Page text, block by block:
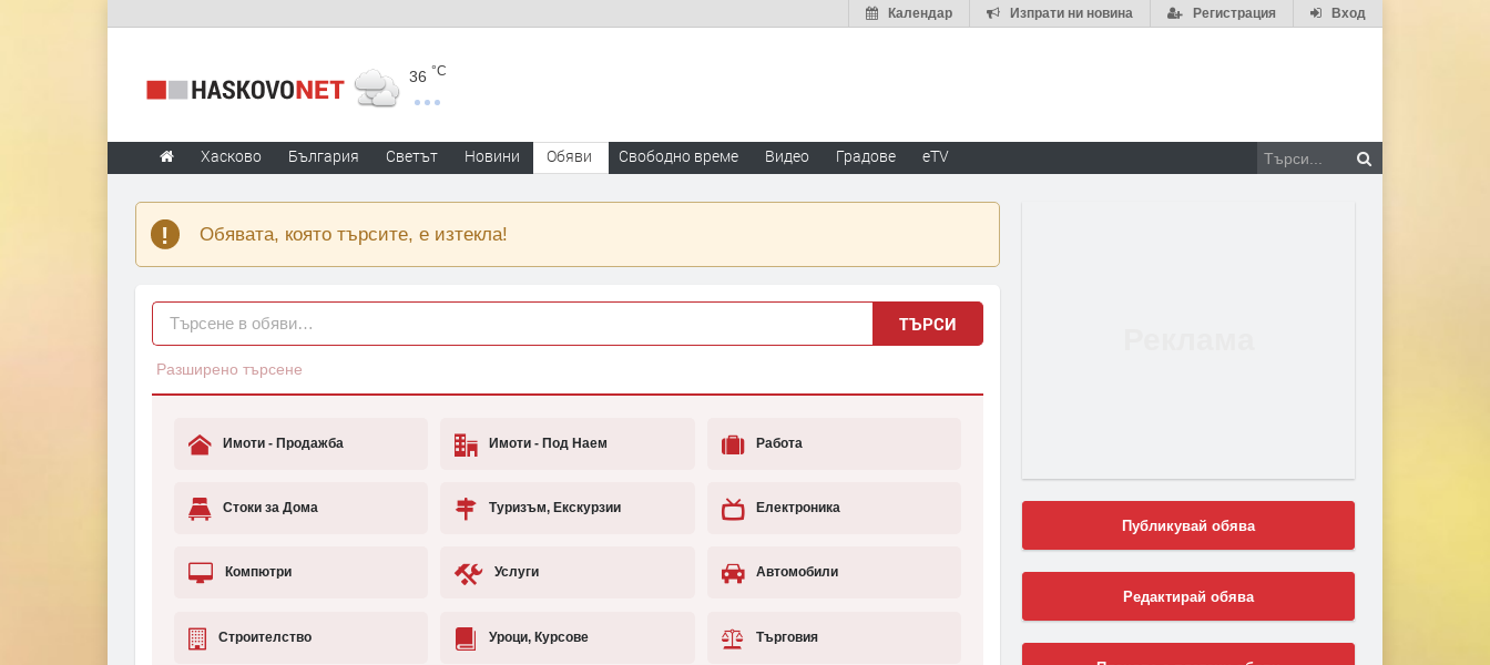
Вход
Регистрация
Изпрати ни новина
Календар
36 °C
Хасково България Светът Новини Обяви Свободно време Видео Градове eTV
Обявата, която търсите, е изтекла!
ТЪРСИ
Разширено търсене
Имоти - Продажба Имоти - Под Наем Работа
Стоки за Дома Туризъм, Екскурзии Електроника
Компютри Услуги Автомобили
Строителство Уроци, Курсове Търговия
Публикувай обява
Редактирай обява